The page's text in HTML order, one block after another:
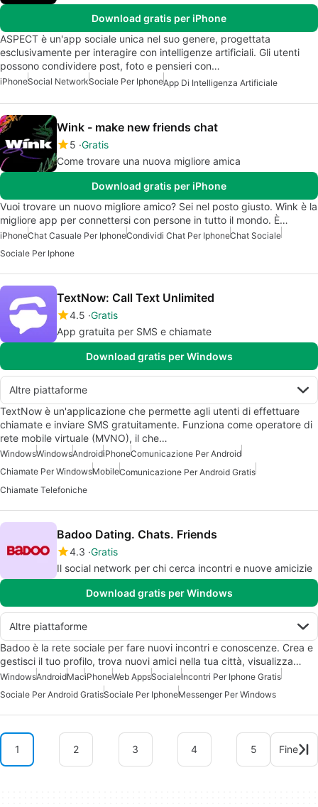
Download gratis per iPhone
ASPECT è un'app sociale unica nel suo genere, progettata
esclusivamente per interagire con intelligenze artificiali. Gli utenti
possono condividere post, foto e pensieri con…
iPhoneSocial NetworkSociale Per IphoneApp Di Intelligenza Artificiale
Wink - make new friends chat
5 Gratis
Come trovare una nuova migliore amica
Download gratis per iPhone
Vuoi trovare un nuovo migliore amico? Sei nel posto giusto. Wink è la
migliore app per connettersi con persone in tutto il mondo. È…
iPhoneChat Casuale Per IphoneCondividi Chat Per IphoneChat Sociale
Sociale Per Iphone
TextNow: Call Text Unlimited
4.5 Gratis
App gratuita per SMS e chiamate
Download gratis per Windows
Altre piattaforme
TextNow è un'applicazione che permette agli utenti di effettuare
chiamate e inviare SMS gratuitamente. Funziona come operatore di
rete mobile virtuale (MVNO), il che…
WindowsWindowsAndroidiPhoneComunicazione Per Android
Chiamate Per WindowsMobileComunicazione Per Android Gratis
Chiamate Telefoniche
Badoo Dating. Chats. Friends
4.3 Gratis
Il social network per chi cerca incontri e nuove amicizie
Download gratis per Windows
Altre piattaforme
Badoo è la rete sociale per fare nuovi incontri e conoscenze. Crea e
gestisci il tuo profilo, trova nuovi amici nella tua città, visualizza…
WindowsAndroidMaciPhoneWeb AppsSocialeIncontri Per Iphone Gratis
Sociale Per Android GratisSociale Per IphoneMessenger Per Windows
1 2 3 4 5 Fine